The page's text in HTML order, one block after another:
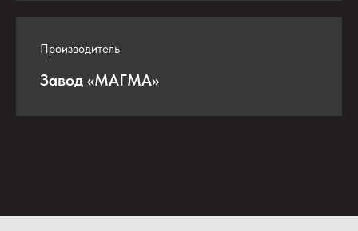
Производитель
Завод «МАГМА»